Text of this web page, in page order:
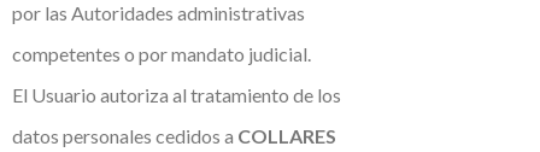
por las Autoridades administrativas
competentes o por mandato judicial.
El Usuario autoriza al tratamiento de los
datos personales cedidos a COLLARES